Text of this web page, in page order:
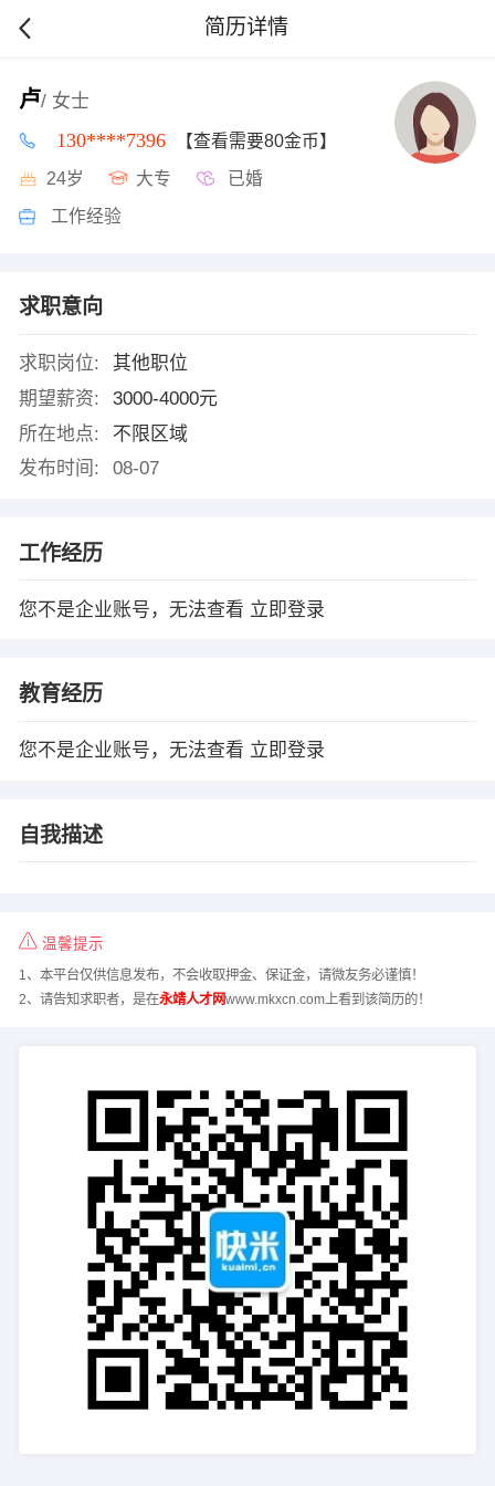
简历详情
卢/ 女士
130****7396 【查看需要80金币】
24岁 大专 已婚
工作经验
求职意向
求职岗位:
其他职位
期望薪资:
3000-4000元
所在地点:
不限区域
发布时间:
08-07
工作经历
您不是企业账号，无法查看 立即登录
教育经历
您不是企业账号，无法查看 立即登录
自我描述
温馨提示
1、本平台仅供信息发布，不会收取押金、保证金，请微友务必谨慎！
2、请告知求职者，是在永靖人才网www.mkxcn.com上看到该简历的！